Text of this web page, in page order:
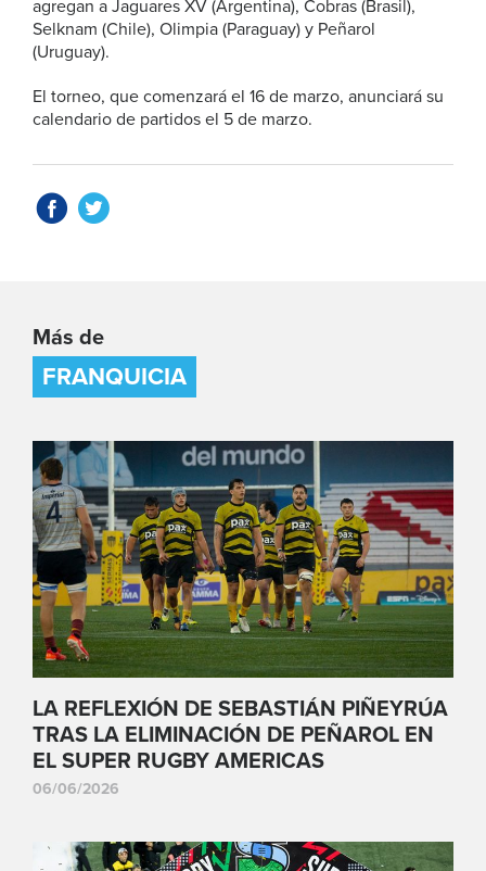
agregan a Jaguares XV (Argentina), Cobras (Brasil),
Selknam (Chile), Olimpia (Paraguay) y Peñarol
(Uruguay).
El torneo, que comenzará el 16 de marzo, anunciará su
calendario de partidos el 5 de marzo.
Más de
FRANQUICIA
LA REFLEXIÓN DE SEBASTIÁN PIÑEYRÚA
TRAS LA ELIMINACIÓN DE PEÑAROL EN
EL SUPER RUGBY AMERICAS
06/06/2026